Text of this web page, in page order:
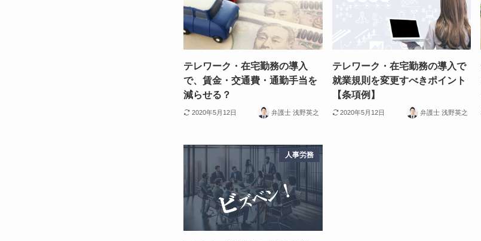
テレワーク・在宅勤務の導入
で、賃金・交通費・通勤手当を
減らせる？
2020年5月12日 弁護士 浅野英之
テレワーク・在宅勤務の導入で
就業規則を変更すべきポイント
【条項例】
2020年5月12日 弁護士 浅野英之
人事労務